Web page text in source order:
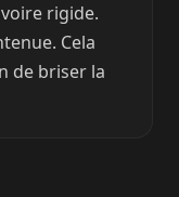
rigide.
Cela
de briser la